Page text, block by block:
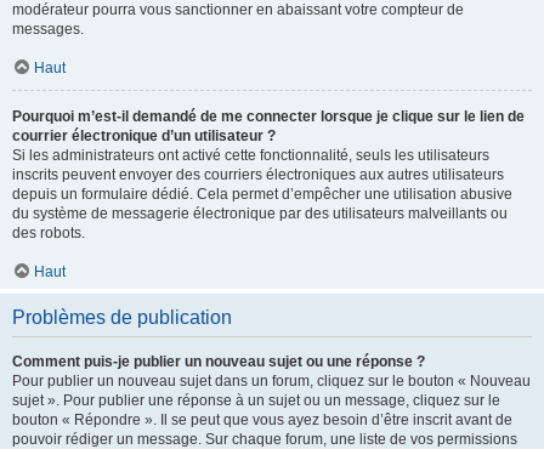
modérateur pourra vous sanctionner en abaissant votre compteur de
messages.
Haut
Pourquoi m’est-il demandé de me connecter lorsque je clique sur le lien de
courrier électronique d’un utilisateur ?
Si les administrateurs ont activé cette fonctionnalité, seuls les utilisateurs
inscrits peuvent envoyer des courriers électroniques aux autres utilisateurs
depuis un formulaire dédié. Cela permet d’empêcher une utilisation abusive
du système de messagerie électronique par des utilisateurs malveillants ou
des robots.
Haut
Problèmes de publication
Comment puis-je publier un nouveau sujet ou une réponse ?
Pour publier un nouveau sujet dans un forum, cliquez sur le bouton « Nouveau
sujet ». Pour publier une réponse à un sujet ou un message, cliquez sur le
bouton « Répondre ». Il se peut que vous ayez besoin d’être inscrit avant de
pouvoir rédiger un message. Sur chaque forum, une liste de vos permissions